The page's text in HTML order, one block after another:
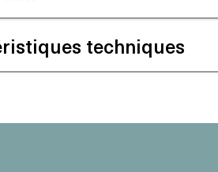
techniques